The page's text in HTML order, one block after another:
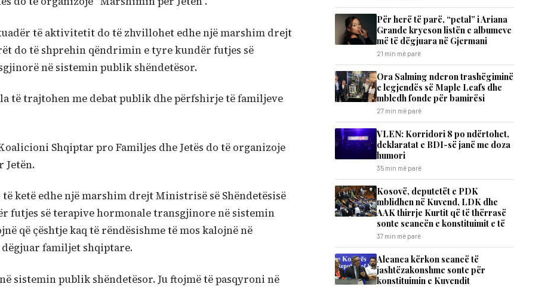
të aktivitetit do të zhvillohet edhe një marshim drejt
do të shprehin qëndrimin e tyre kundër futjes së
në sistemin publik shëndetësor.
të trajtohen me debat publik dhe përfshirje të familjeve
Shqiptar pro Familjes dhe Jetës do të organizoje
Jetën.
ketë edhe një marshim drejt Ministrisë së Shëndetësisë
futjes së terapive hormonale transgjinore në sistemin
që çështje kaq të rëndësishme të mos kalojnë në
dëgjuar familjet shqiptare.
sistemin publik shëndetësor. Ju ftojmë të pasqyroni në
Për herë të parë, “petal” i Ariana
Grande kryeson listën e albumeve
më të dëgjuara në Gjermani
21 min më parë
Ora Salming nderon trashëgiminë
e legjendës së Maple Leafs dhe
mbledh fonde për bamirësi
27 min më parë
VLEN: Korridori 8 po ndërtohet,
deklaratat e BDI-së janë me doza ​
humori
35 min më parë
Kosovë, deputetët e PDK
mblidhen në Kuvend, LDK dhe
AAK thirrje Kurtit që të thërrasë
sonte seancën e konstituimit e të
37 min më parë
Aleanca kërkon seancë të
jashtëzakonshme sonte për
konstituimin e Kuvendit